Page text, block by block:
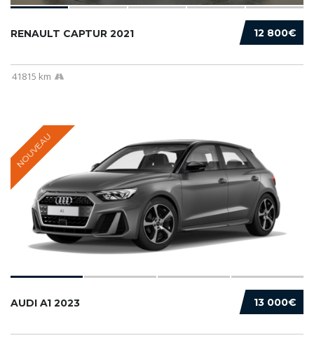
12 800€
RENAULT CAPTUR 2021
41815 km
NOUVEAU
13 000€
AUDI A1 2023